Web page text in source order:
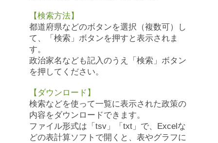
【検索方法】
都道府県などのボタンを選択（複数可）し
て、「検索」ボタンを押すと表示されま
す。
政治家名なども記入のうえ「検索」ボタン
を押してください。
【ダウンロード】
検索などを使って一覧に表示された政策の
内容をダウンロードできます。
ファイル形式は「tsv」「txt」で、Excelな
どの表計算ソフトで開くと、表やグラフに